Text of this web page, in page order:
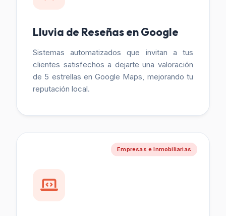
Lluvia de Reseñas en Google
Sistemas automatizados que invitan a tus
clientes satisfechos a dejarte una valoración
de 5 estrellas en Google Maps, mejorando tu
reputación local.
Empresas e Inmobiliarias